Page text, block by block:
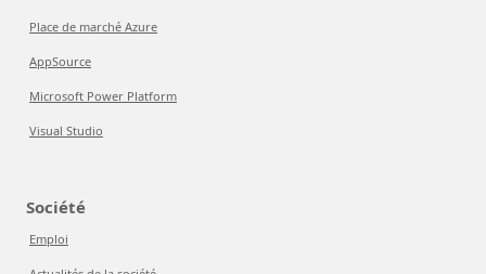
Place de marché Azure
AppSource
Microsoft Power Platform
Visual Studio
Société
Emploi